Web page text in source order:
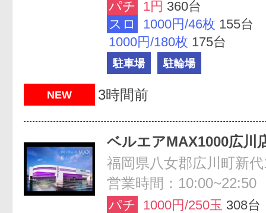
パチ 1円 360台
スロ
1000円/46枚 155台
1000円/180枚 175台
駐車場 駐輪場
NEW 3時間前
ベルエアMAX1000広川
福岡県八女郡広川町新
営業時間：10:00~22:50
パチ 1000円/250玉 308台